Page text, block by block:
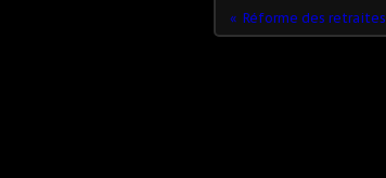
Réforme des retraites